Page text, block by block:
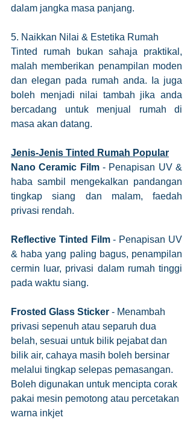
dalam jangka masa panjang.
5. Naikkan Nilai & Estetika Rumah
Tinted rumah bukan sahaja praktikal,
malah memberikan penampilan moden
dan elegan pada rumah anda. Ia juga
boleh menjadi nilai tambah jika anda
bercadang untuk menjual rumah di
masa akan datang.
Jenis-Jenis Tinted Rumah Popular
Nano Ceramic Film - Penapisan UV &
haba sambil mengekalkan pandangan
tingkap siang dan malam, faedah
privasi rendah.
Reflective Tinted Film - Penapisan UV
& haba yang paling bagus, penampilan
cermin luar, privasi dalam rumah tinggi
pada waktu siang.
Frosted Glass Sticker - Menambah
privasi sepenuh atau separuh dua
belah, sesuai untuk bilik pejabat dan
bilik air, cahaya masih boleh bersinar
melalui tingkap selepas pemasangan.
Boleh digunakan untuk mencipta corak
pakai mesin pemotong atau percetakan
warna inkjet